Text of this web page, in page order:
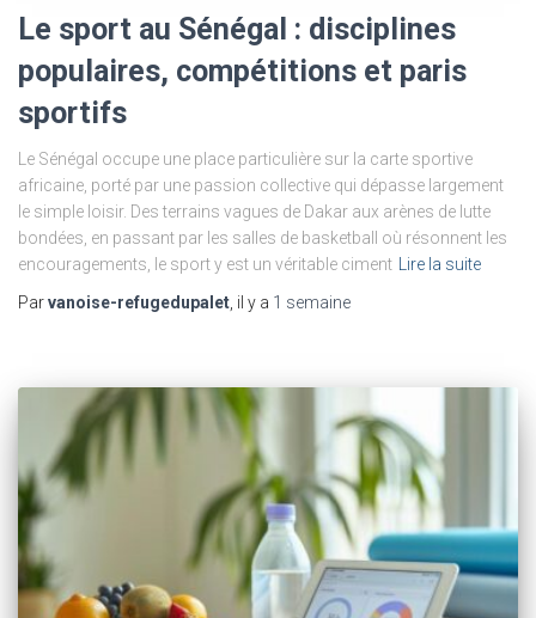
Le sport au Sénégal : disciplines
populaires, compétitions et paris
sportifs
Le Sénégal occupe une place particulière sur la carte sportive
africaine, porté par une passion collective qui dépasse largement
le simple loisir. Des terrains vagues de Dakar aux arènes de lutte
bondées, en passant par les salles de basketball où résonnent les
encouragements, le sport y est un véritable ciment
Lire la suite
Parvanoise-refugedupalet , il y a 1 semaine